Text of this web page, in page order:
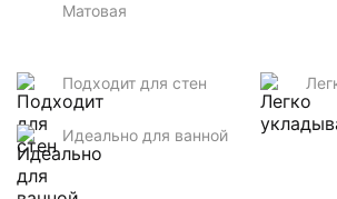
Матовая
Подходит для стен
Идеально для ванной